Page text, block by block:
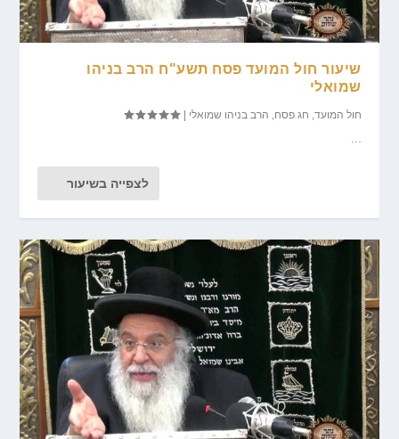
שיעור חול המועד פסח תשע"ח הרב בניהו
שמואלי
חול המועד, חג פסח, הרב בניהו שמואלי |
...
לצפייה בשיעור